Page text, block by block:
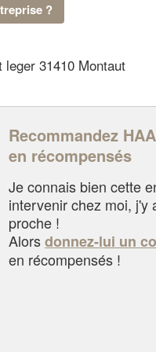
?
31410 Montaut
Recommandez
en récompensés
Je connais bien cette
intervenir chez moi, j'y
proche !
Alorsdonnez-lui un
en récompensés !